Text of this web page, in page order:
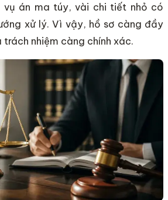
vụ án ma túy, vài chi tiết nhỏ có
xử lý. Vì vậy, hồ sơ càng đầy
nhiệm càng chính xác.